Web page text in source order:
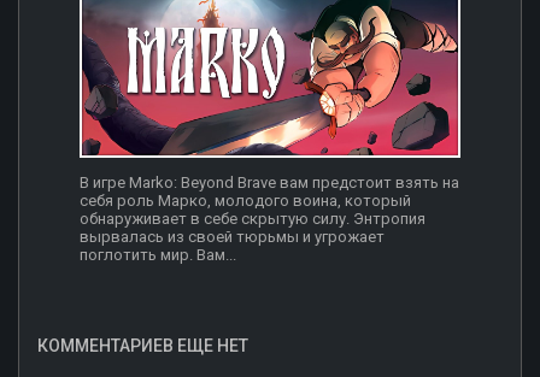
В игре Marko: Beyond Brave вам предстоит взять на
себя роль Марко, молодого воина, который
обнаруживает в себе скрытую силу. Энтропия
вырвалась из своей тюрьмы и угрожает
поглотить мир. Вам...
КОММЕНТАРИЕВ ЕЩЕ НЕТ